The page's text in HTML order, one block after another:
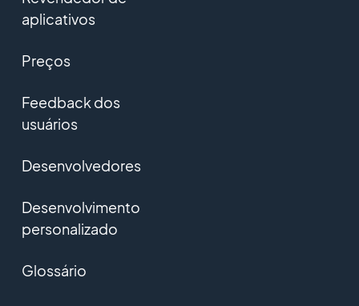
aplicativos
Preços
Feedback dos
usuários
Desenvolvedores
Desenvolvimento
personalizado
Glossário